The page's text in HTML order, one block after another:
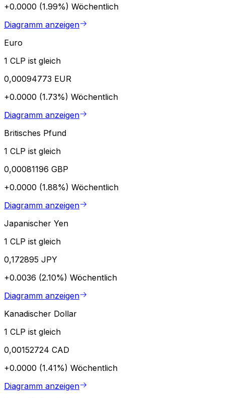
+0.0000 (1.99%) Wöchentlich
Diagramm anzeigen
Euro
1 CLP ist gleich
0,00094773 EUR
+0.0000 (1.73%) Wöchentlich
Diagramm anzeigen
Britisches Pfund
1 CLP ist gleich
0,00081196 GBP
+0.0000 (1.88%) Wöchentlich
Diagramm anzeigen
Japanischer Yen
1 CLP ist gleich
0,172895 JPY
+0.0036 (2.10%) Wöchentlich
Diagramm anzeigen
Kanadischer Dollar
1 CLP ist gleich
0,00152724 CAD
+0.0000 (1.41%) Wöchentlich
Diagramm anzeigen